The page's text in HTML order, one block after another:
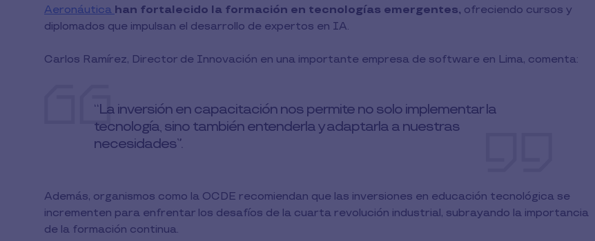
Aeronáutica han fortalecido la formación en tecnologías emergentes, ofreciendo cursos y
diplomados que impulsan el desarrollo de expertos en IA.
Carlos Ramírez, Director de Innovación en una importante empresa de software en Lima, comenta:
“La inversión en capacitación nos permite no solo implementar la
tecnología, sino también entenderla y adaptarla a nuestras
necesidades”.
Además, organismos como la OCDE recomiendan que las inversiones en educación tecnológica se
incrementen para enfrentar los desafíos de la cuarta revolución industrial, subrayando la importancia
de la formación continua.